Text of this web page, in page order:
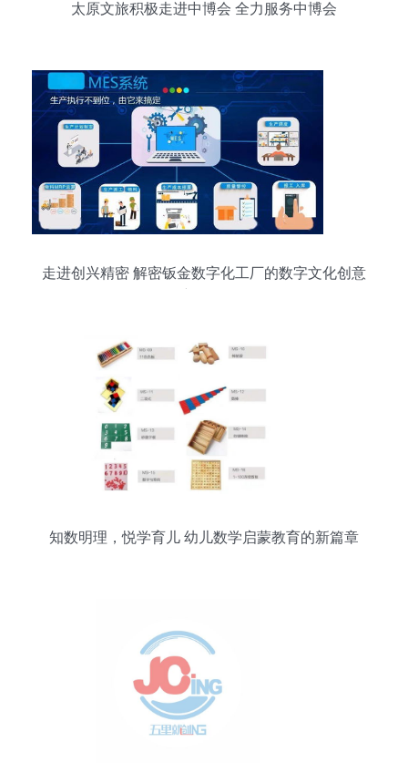
太原文旅积极走进中博会 全力服务中博会
走进创兴精密 解密钣金数字化工厂的数字文化创意
知数明理，悦学育儿 幼儿数学启蒙教育的新篇章